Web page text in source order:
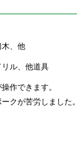
木、他
ル、他道具
作できます。
クが苦労しました。